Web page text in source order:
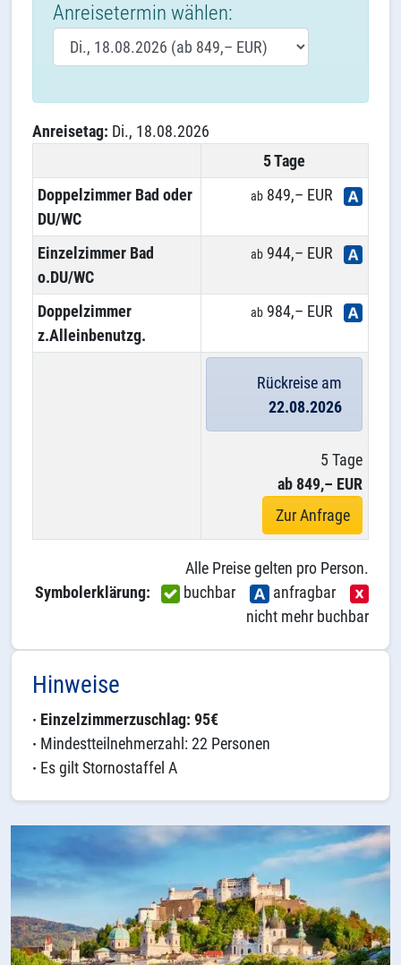
Anreisetermin wählen:
Anreisetag: Di., 18.08.2026
5 Tage
Doppelzimmer Bad oder
DU/WC
ab849,– EUR
Einzelzimmer Bad
o.DU/WC
ab944,– EUR
Doppelzimmer
z.Alleinbenutzg.
ab984,– EUR
Rückreise am
22.08.2026
5 Tage
ab 849,– EUR
Zur Anfrage
Alle Preise gelten pro Person.
Symbolerklärung:
buchbar
anfragbar
nicht mehr buchbar
Hinweise
· Einzelzimmerzuschlag: 95€
· Mindestteilnehmerzahl: 22 Personen
· Es gilt Stornostaffel A